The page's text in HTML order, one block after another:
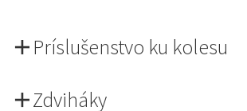
Príslušenstvo ku kolesu
Zdviháky